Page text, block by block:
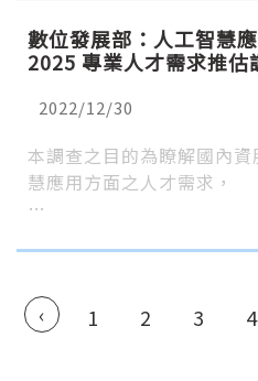
數位發展部：人工智慧
2025 專業人才需求推估
2022/12/30
本調查之目的為瞭解國內
慧應用方面之人才需求，
…
‹ 1 2 3 4